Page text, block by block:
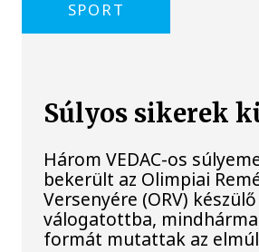
SPORT
Súlyos sikerek
Három VEDAC-os
bekerült az Olimpiai
Versenyére (ORV)
válogatottba,
formát mutattak az